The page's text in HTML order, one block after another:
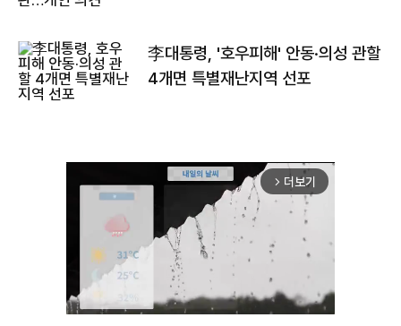
李대통령, '호우피해' 안동·의성 관할
4개면 특별재난지역 선포
arrow_forward_ios 더보기